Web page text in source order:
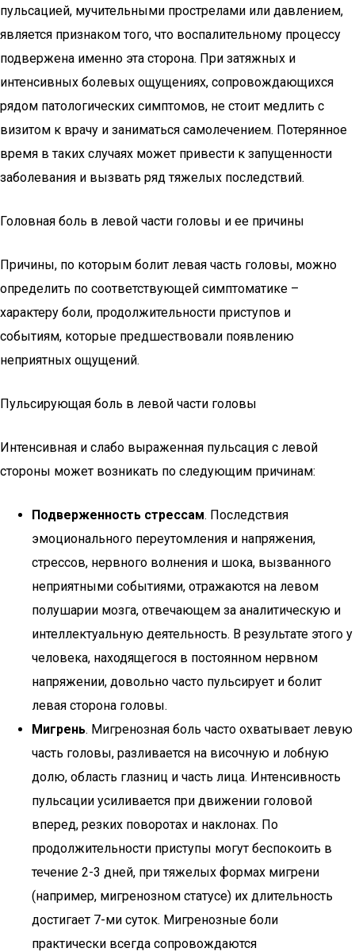
пульсацией, мучительными прострелами или давлением,
является признаком того, что воспалительному процессу
подвержена именно эта сторона. При затяжных и
интенсивных болевых ощущениях, сопровождающихся
рядом патологических симптомов, не стоит медлить с
визитом к врачу и заниматься самолечением. Потерянное
время в таких случаях может привести к запущенности
заболевания и вызвать ряд тяжелых последствий.
Головная боль в левой части головы и ее причины
Причины, по которым болит левая часть головы, можно
определить по соответствующей симптоматике –
характеру боли, продолжительности приступов и
событиям, которые предшествовали появлению
неприятных ощущений.
Пульсирующая боль в левой части головы
Интенсивная и слабо выраженная пульсация с левой
стороны может возникать по следующим причинам:
Подверженность стрессам. Последствия
эмоционального переутомления и напряжения,
стрессов, нервного волнения и шока, вызванного
неприятными событиями, отражаются на левом
полушарии мозга, отвечающем за аналитическую и
интеллектуальную деятельность. В результате этого у
человека, находящегося в постоянном нервном
напряжении, довольно часто пульсирует и болит
левая сторона головы.
Мигрень. Мигренозная боль часто охватывает левую
часть головы, разливается на височную и лобную
долю, область глазниц и часть лица. Интенсивность
пульсации усиливается при движении головой
вперед, резких поворотах и наклонах. По
продолжительности приступы могут беспокоить в
течение 2-3 дней, при тяжелых формах мигрени
(например, мигренозном статусе) их длительность
достигает 7-ми суток. Мигренозные боли
практически всегда сопровождаются